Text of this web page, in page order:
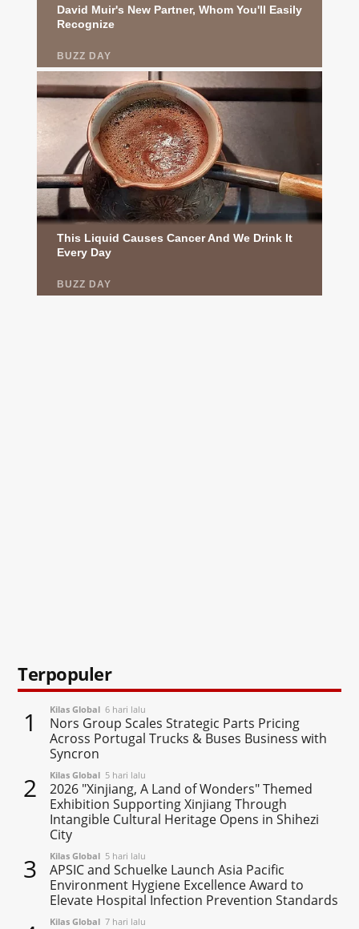
Terpopuler
1 Kilas Global 6 hari lalu
Nors Group Scales Strategic Parts Pricing
Across Portugal Trucks & Buses Business with
Syncron
2 Kilas Global 5 hari lalu
2026 "Xinjiang, A Land of Wonders" Themed
Exhibition Supporting Xinjiang Through
Intangible Cultural Heritage Opens in Shihezi
City
3 Kilas Global 5 hari lalu
APSIC and Schuelke Launch Asia Pacific
Environment Hygiene Excellence Award to
Elevate Hospital Infection Prevention Standards
Kilas Global 7 hari lalu